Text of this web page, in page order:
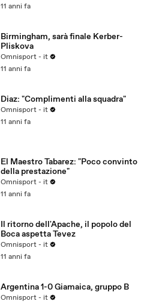
11 anni fa
Birmingham, sarà finale Kerber-
Pliskova
Omnisport - it
11 anni fa
Diaz: "Complimenti alla squadra"
Omnisport - it
11 anni fa
El Maestro Tabarez: "Poco convinto
della prestazione"
Omnisport - it
11 anni fa
Il ritorno dell'Apache, il popolo del
Boca aspetta Tevez
Omnisport - it
11 anni fa
Argentina 1-0 Giamaica, gruppo B
Omnisport - it